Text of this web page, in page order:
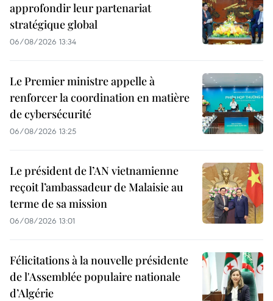
approfondir leur partenariat
stratégique global
06/08/2026 13:34
Le Premier ministre appelle à
renforcer la coordination en matière
de cybersécurité
06/08/2026 13:25
Le président de l’AN vietnamienne
reçoit l’ambassadeur de Malaisie au
terme de sa mission
06/08/2026 13:01
Félicitations à la nouvelle présidente
de l'Assemblée populaire nationale
d’Algérie